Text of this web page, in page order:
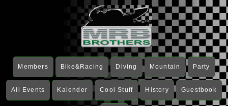
Members Bike&Racing Diving Mountain Party
All Events Kalender Cool Stuff History Guestbook